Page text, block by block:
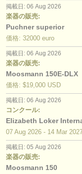
掲載日: 06 Aug 2026
楽器の販売:
Puchner superior
価格: 32000 euro
掲載日: 06 Aug 2026
楽器の販売:
Moosmann 150E-DLX
価格: $19,000 USD
掲載日: 06 Aug 2026
コンクール:
Elizabeth Loker
07 Aug 2026 - 14 Mar
掲載日: 05 Aug 2026
楽器の販売:
Moosmann 150